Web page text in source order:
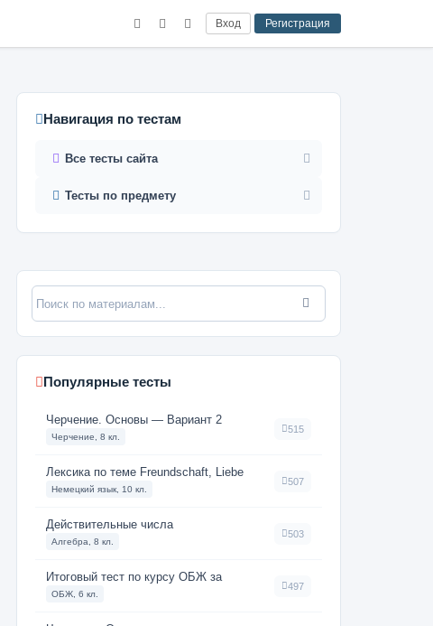
Вход Регистрация
Навигация по тестам
Все тесты сайта
Тесты по предмету
Популярные тесты
Черчение. Основы — Вариант 2
Черчение, 8 кл.
515
Лексика по теме Freundschaft, Liebe
Немецкий язык, 10 кл.
507
Действительные числа
Алгебра, 8 кл.
503
Итоговый тест по курсу ОБЖ за
ОБЖ, 6 кл.
497